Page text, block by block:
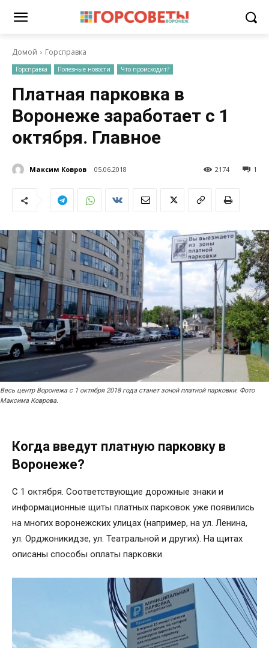
Домой Горсправка
Горсправка Полезные новости Что происходит?
Платная парковка в
Воронеже заработает с 1
октября. Главное
Максим Ковров 05.06.2018 1
2174
Весь центр Воронежа с 1 октября 2018 года станет зоной платной парковки. Фото
Максима Коврова.
Когда введут платную парковку в
Воронеже?
С 1 октября. Соответствующие дорожные знаки и
информационные щиты платных парковок уже появились
на многих воронежских улицах (например, на ул. Ленина,
ул. Орджоникидзе, ул. Театральной и других). На щитах
описаны способы оплаты парковки.